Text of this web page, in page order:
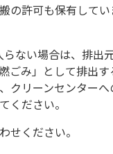
の許可も保有して
ない場合は、排出
み」として排出す
クリーンセンター
ください。
せください。